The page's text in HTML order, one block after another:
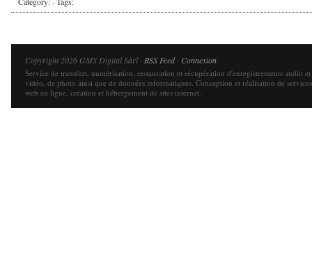
Copyright 2026 GMS Digital Sàrl · RSS Feed· Connexion
Service de transfert, numérisation, restauration et récupération d'enregistrements audio et
vidéo, de photo ainsi que de données informatiques. Conception et réalisation de services
web en ligne, création et hébergement de sites internet.